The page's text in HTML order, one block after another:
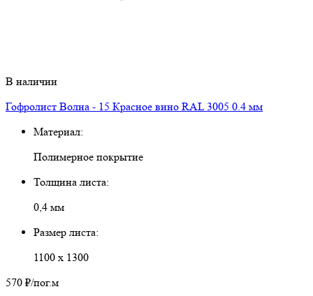
В наличии
Гофролист Волна - 15 Красное вино RAL 3005 0.4 мм
Материал:
Полимерное покрытие
Толщина листа:
0,4 мм
Размер листа:
1100 х 1300
570 ₽/пог.м